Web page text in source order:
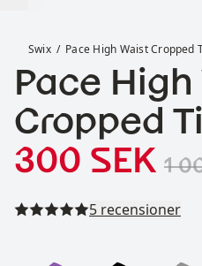
Swix Pace High Waist Cropped
Pace
Cropped
Reapris:
300 SEK 1
Läs alla
5 recensioner